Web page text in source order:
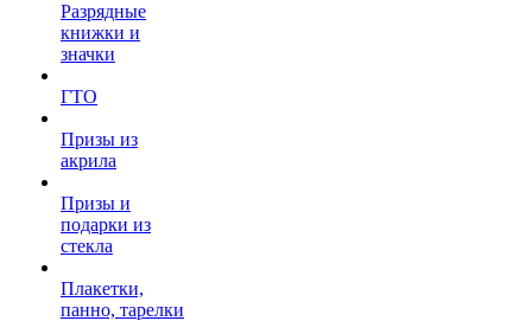
Разрядные
книжки и
значки
ГТО
Призы из
акрила
Призы и
подарки из
стекла
Плакетки,
панно, тарелки